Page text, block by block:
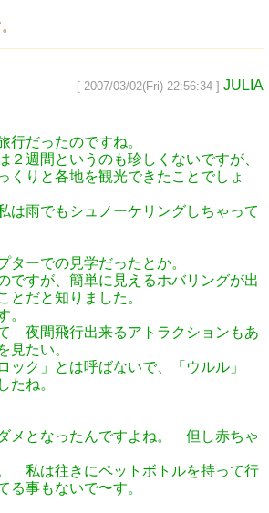
[ 2007/03/02(Fri) 22:56:34 ] JULIA
行だったのですね。
２週間というのも珍しくないですが、
りと各地を観光できたことでしょ
は雨でもシュノーケリングしちゃって
ターでの見学だったとか。
ですが、簡単に見えるホバリングが出
だと知りました。
。
夜間飛行出来るアトラクションもあ
見たい。
ック」とは呼ばないで、「ウルル」
たね。
メとなったんですよね。 但し赤ちゃ
私は往きにペットボトルを持って行
る事もないで〜す。